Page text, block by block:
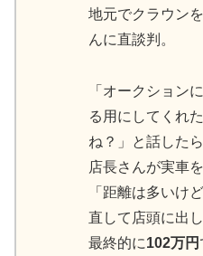
地元でクラウン
んに直談判。
「オークション
る用にしてくれ
ね？」と話したら
店長さんが実車
「距離は多いけ
直して店頭に出
最終的に102万円